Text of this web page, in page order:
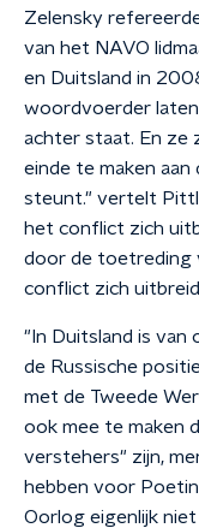
Zelensky
van het NAVO
en Duitsland in
woordvoerder
achter staat. En ze
einde te maken aan
steunt." vertelt
het conflict zich
door de toetreding
conflict zich
"In Duitsland is van
de Russische
met de Tweede
ook mee te maken
verstehers" zijn,
hebben voor
Oorlog eigenlijk